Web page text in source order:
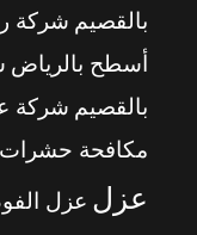
بالقصيم شركة
أسطح بالرياض
بالقصيم شركة
مكافحة حشرات
عزل عزل